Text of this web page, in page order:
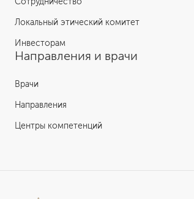
клиники
простаты
Локальный этический комитет
Инвесторам
Направления и врачи
Врачи
Направления
Центры компетенций